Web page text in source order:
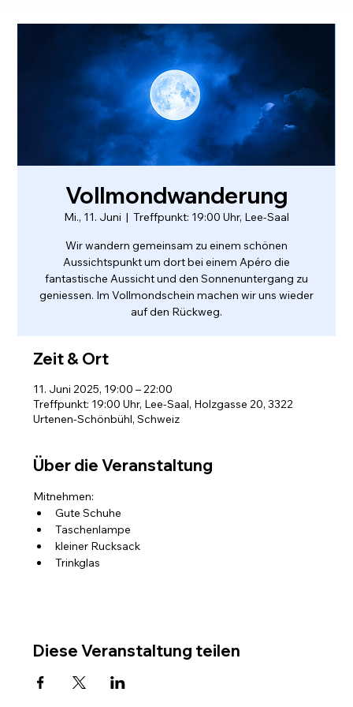
Vollmondwanderung
Mi., 11. Juni
  |
Treffpunkt: 19:00 Uhr, Lee-Saal
Wir wandern gemeinsam zu einem schönen
Aussichtspunkt um dort bei einem Apéro die
fantastische Aussicht und den Sonnenuntergang zu
geniessen. Im Vollmondschein machen wir uns wieder
auf den Rückweg.
Zeit & Ort
11. Juni 2025, 19:00 – 22:00
Treffpunkt: 19:00 Uhr, Lee-Saal, Holzgasse 20, 3322
Urtenen-Schönbühl, Schweiz
Über die Veranstaltung
Mitnehmen:
Gute Schuhe
Taschenlampe
kleiner Rucksack
Trinkglas
Diese Veranstaltung teilen